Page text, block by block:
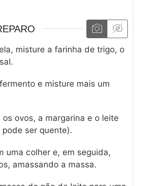
misture a farinha de trigo, o
e misture mais um
ovos, a margarina e o leite
pode ser quente).
uma colher e, em seguida,
amassando a massa.